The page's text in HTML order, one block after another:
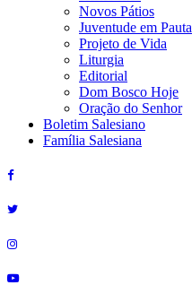
Novos Pátios
Juventude em Pauta
Projeto de Vida
Liturgia
Editorial
Dom Bosco Hoje
Oração do Senhor
Boletim Salesiano
Família Salesiana